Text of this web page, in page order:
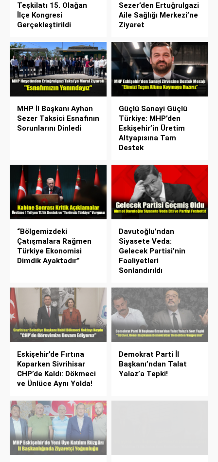
Teşkilatı 15. Olağan
İlçe Kongresi
Gerçekleştirildi
Sezer’den Ertuğrulgazi
Aile Sağlığı Merkezi’ne
Ziyaret
MHP İl Başkanı Ayhan
Sezer Taksici Esnafının
Sorunlarını Dinledi
Güçlü Sanayi Güçlü
Türkiye: MHP’den
Eskişehir’in Üretim
Altyapısına Tam
Destek
“Bölgemizdeki
Çatışmalara Rağmen
Türkiye Ekonomisi
Dimdik Ayaktadır”
Davutoğlu’ndan
Siyasete Veda:
Gelecek Partisi’nin
Faaliyetleri
Sonlandırıldı
Eskişehir’de Fırtına
Koparken Sivrihisar
CHP’de Kaldı: Dökmeci
ve Ünlüce Aynı Yolda!
Demokrat Parti İl
Başkanı’ndan Talat
Yalaz’a Tepki!